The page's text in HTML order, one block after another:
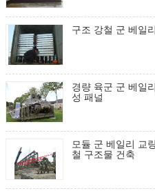
구조 강철 군 베일
경량 육군 군 베일
성 패널
모듈 군 베일리 교
철 구조물 건축